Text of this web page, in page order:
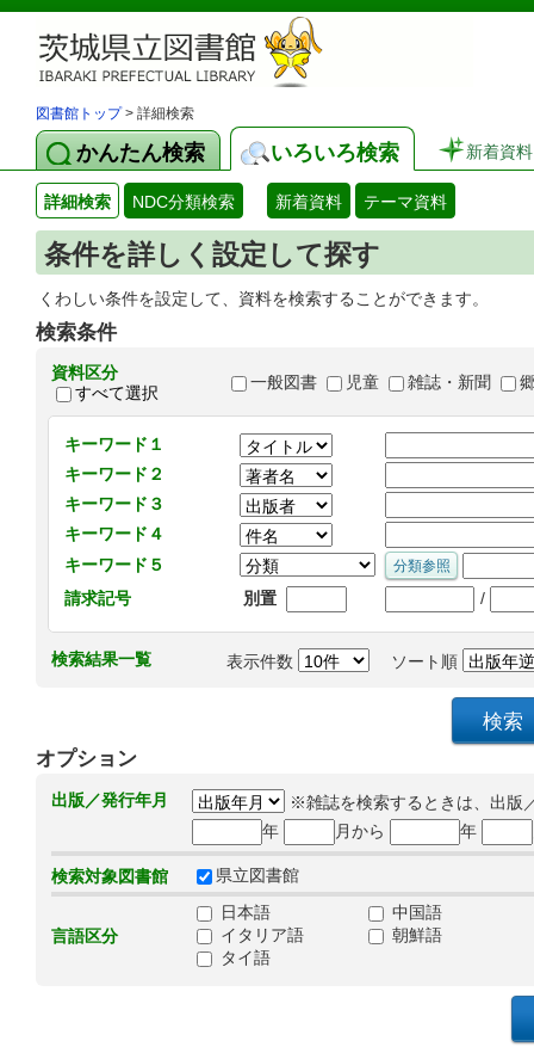
図書館トップ> 詳細検索
かんたん検索 いろいろ検索 新着資料
詳細検索 NDC分類検索 新着資料 テーマ資料
条件を詳しく設定して探す
くわしい条件を設定して、資料を検索することができます。
検索条件
資料区分
すべて選択
一般図書 児童 雑誌・新聞
キーワード１
キーワード２
キーワード３
キーワード４
キーワード５
請求記号
別置 /
検索結果一覧 表示件数 ソート順
オプション
出版／発行年月
※雑誌を検索するときは、出版
年
月から 年
検索対象図書館 県立図書館
言語区分
日本語
中国語
イタリア語
朝鮮語
タイ語